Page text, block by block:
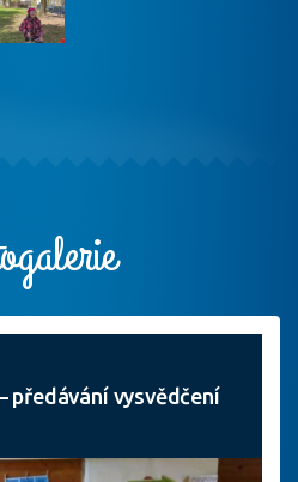
předávání vysvědčení